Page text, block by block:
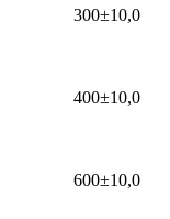
300±10,0
400±10,0
600±10,0